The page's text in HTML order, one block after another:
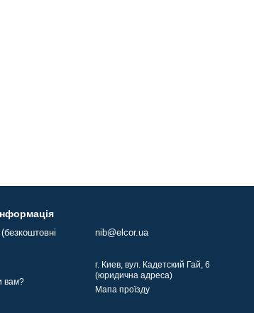
вам?
nib@elcor.ua
г. Киев, вул. Кадетский Гай, 6
(юридична адреса)
Мапа проїзду